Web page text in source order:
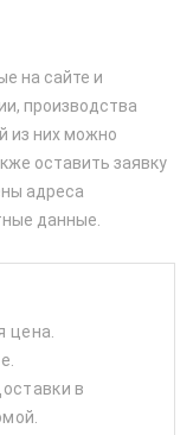
на сайте и
производства
из них можно
оставить заявку
адреса
данные.
цена.
в